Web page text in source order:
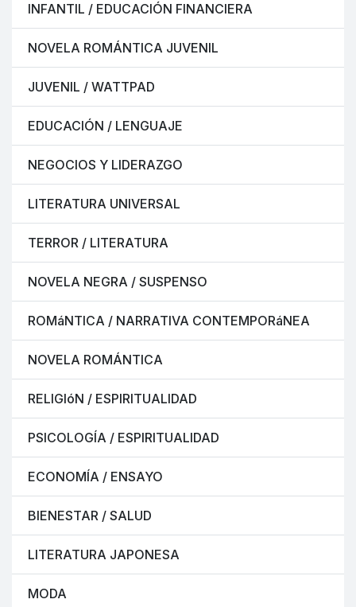
INFANTIL / EDUCACIÓN FINANCIERA
NOVELA ROMÁNTICA JUVENIL
JUVENIL / WATTPAD
EDUCACIÓN / LENGUAJE
NEGOCIOS Y LIDERAZGO
LITERATURA UNIVERSAL
TERROR / LITERATURA
NOVELA NEGRA / SUSPENSO
ROMáNTICA / NARRATIVA CONTEMPORáNEA
NOVELA ROMÁNTICA
RELIGIóN / ESPIRITUALIDAD
PSICOLOGÍA / ESPIRITUALIDAD
ECONOMÍA / ENSAYO
BIENESTAR / SALUD
LITERATURA JAPONESA
MODA